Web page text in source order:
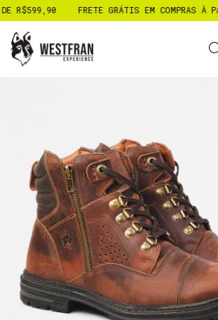
FRETE GRÁTIS EM COMPRAS À PARTIR